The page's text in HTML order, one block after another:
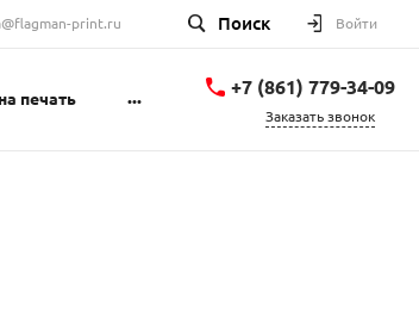
print.ru Поиск Войти
печать ... +7 (861) 779-34-09
Заказать звонок